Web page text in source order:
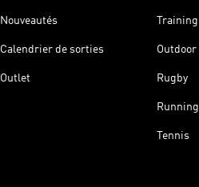
Nouveautés
Calendrier de sorties
Outlet
Training
Outdoor
Rugby
Running
Tennis